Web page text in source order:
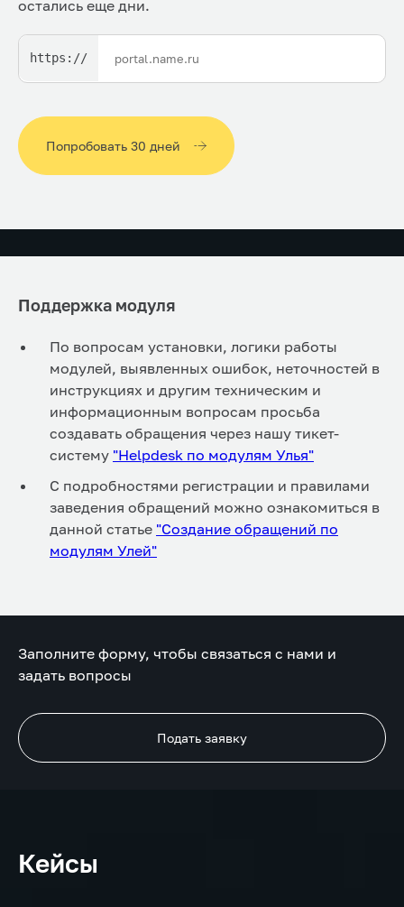
остались еще дни.
https://
Попробовать 30 дней
Поддержка модуля
По вопросам установки, логики работы
модулей, выявленных ошибок, неточностей в
инструкциях и другим техническим и
информационным вопросам просьба
создавать обращения через нашу тикет-
систему "Helpdesk по модулям Улья"
С подробностями регистрации и правилами
заведения обращений можно ознакомиться в
данной статье "Создание обращений по
модулям Улей"
Заполните форму, чтобы связаться с нами и
задать вопросы
Подать заявку
Кейсы